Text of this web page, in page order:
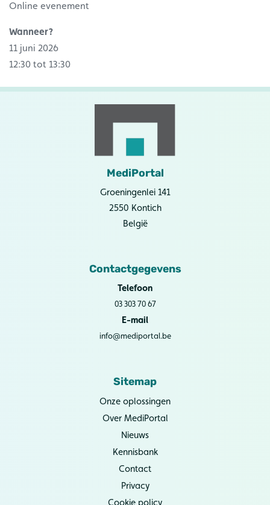
Online evenement
Wanneer?
11 juni 2026
12:30 tot 13:30
MediPortal
Groeningenlei 141
2550 Kontich
België
Contactgegevens
Telefoon
03 303 70 67
E-mail
info@mediportal.be
Sitemap
Onze oplossingen
Over MediPortal
Nieuws
Kennisbank
Contact
Privacy
Cookie policy